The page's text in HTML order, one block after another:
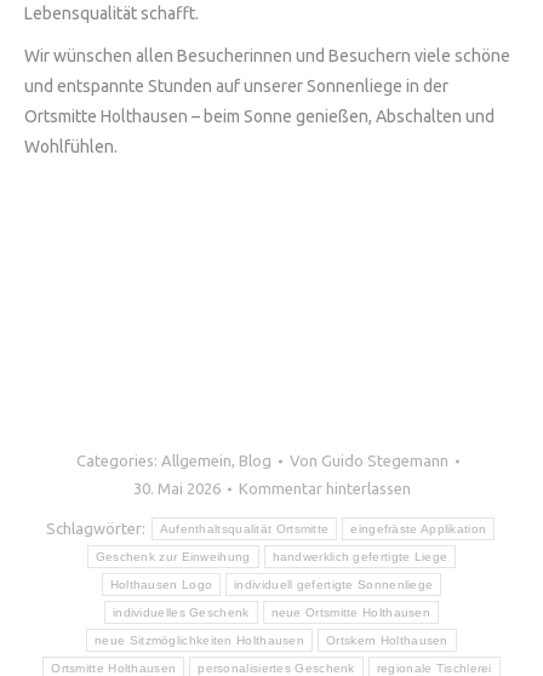
Lebensqualität schafft.
Wir wünschen allen Besucherinnen und Besuchern viele schöne
und entspannte Stunden auf unserer Sonnenliege in der
Ortsmitte Holthausen – beim Sonne genießen, Abschalten und
Wohlfühlen.
Categories: Allgemein, Blog Von Guido Stegemann
30. Mai 2026
Kommentar hinterlassen
Schlagwörter: Aufenthaltsqualität Ortsmitte eingefräste Applikation
Geschenk zur Einweihung handwerklich gefertigte Liege
Holthausen Logo individuell gefertigte Sonnenliege
individuelles Geschenk neue Ortsmitte Holthausen
neue Sitzmöglichkeiten Holthausen Ortskern Holthausen
Ortsmitte Holthausen personalisiertes Geschenk regionale Tischlerei